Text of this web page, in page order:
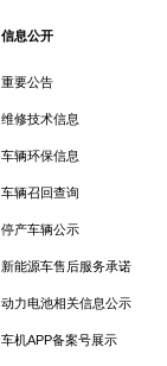
信息公开
重要公告
维修技术信息
车辆环保信息
车辆召回查询
停产车辆公示
新能源车售后服务承诺
动力电池相关信息公示
车机APP备案号展示